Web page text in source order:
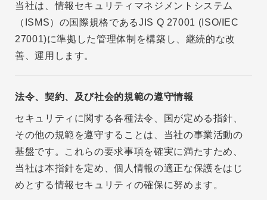
当社は、情報セキュリティマネジメントシステム
（ISMS）の国際規格であるJIS Q 27001 (ISO/IEC
27001)に準拠した管理体制を構築し、継続的な改
善、運用します。
法令、契約、及び社会的規範の遵守情報
セキュリティに関する各種法令、国が定める指針、
その他の規範を遵守することは、当社の事業活動の
基盤です。これらの要求事項を確実に満たすため、
当社は本指針を定め、個人情報の適正な保護をはじ
めとする情報セキュリティの確保に努めます。